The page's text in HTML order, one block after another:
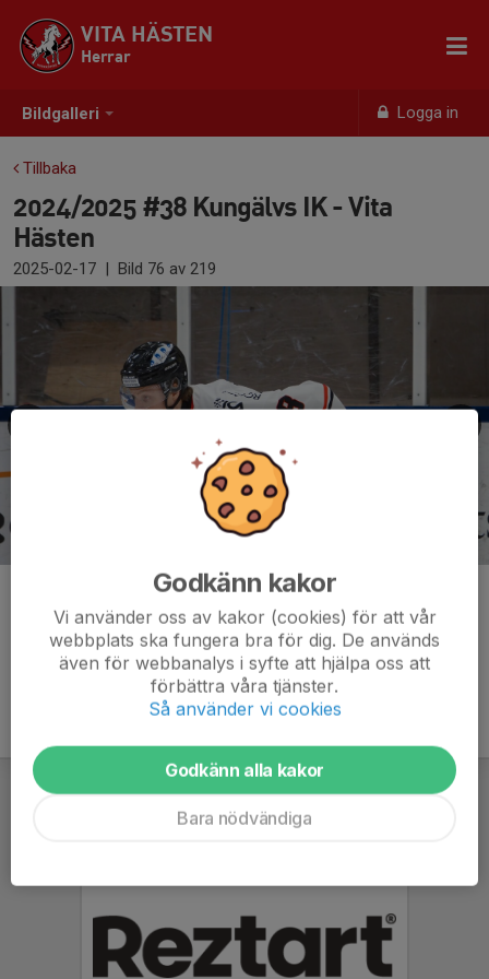
Bildgalleri Logga in
VITA HÄSTEN
Herrar
Tillbaka
2024/2025 #38 Kungälvs IK - Vita
Hästen
2025-02-17 | Bild 76 av 219
Godkänn kakor
Vi använder oss av kakor (cookies) för att vår
webbplats ska fungera bra för dig. De används
även för webbanalys i syfte att hjälpa oss att
förbättra våra tjänster.
Så använder vi cookies
Godkänn alla kakor
Bara nödvändiga